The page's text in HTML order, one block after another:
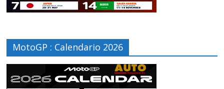
MotoGP : Calendario 2026